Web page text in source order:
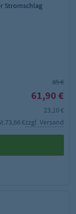
Stromschlag
85 €
61,90 €
23,10 €
73,66 €zzgl. Versand